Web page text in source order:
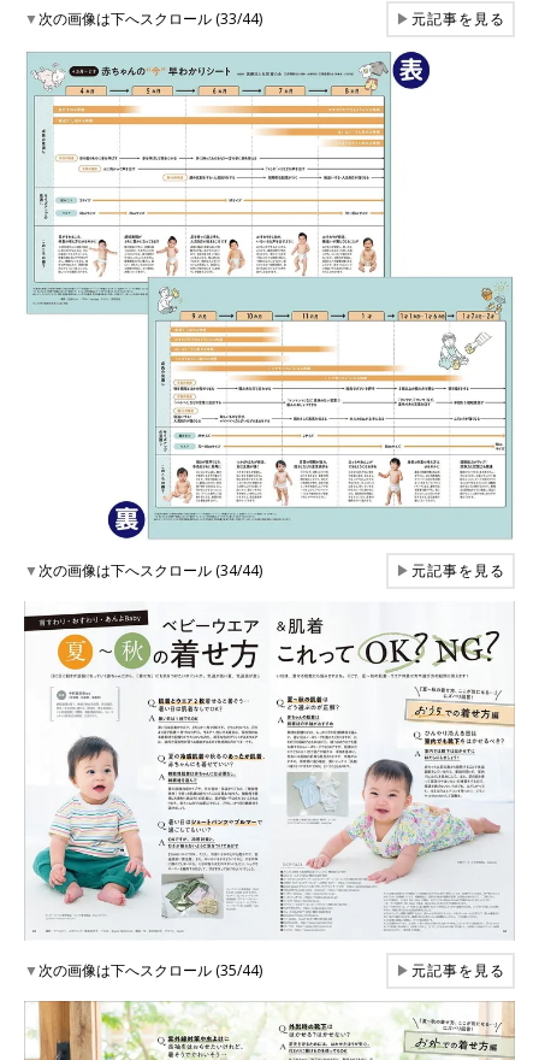
▼次の画像は下へスクロール (33/44) ▶元記事を見る
▼次の画像は下へスクロール (34/44) ▶元記事を見る
▼次の画像は下へスクロール (35/44) ▶元記事を見る